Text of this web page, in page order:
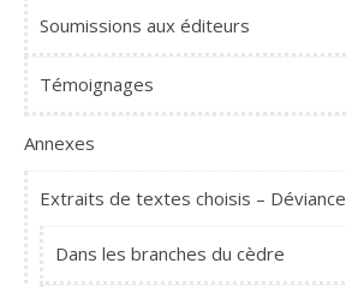
Soumissions aux éditeurs
Témoignages
Annexes
Extraits de textes choisis – Déviance
Dans les branches du cèdre